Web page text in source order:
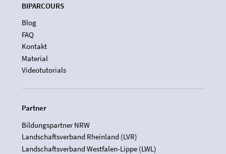
BIPARCOURS
Blog
FAQ
Kontakt
Material
Videotutorials
Partner
Bildungspartner NRW
Landschaftsverband Rheinland (LVR)
Landschaftsverband Westfalen-Lippe (LWL)